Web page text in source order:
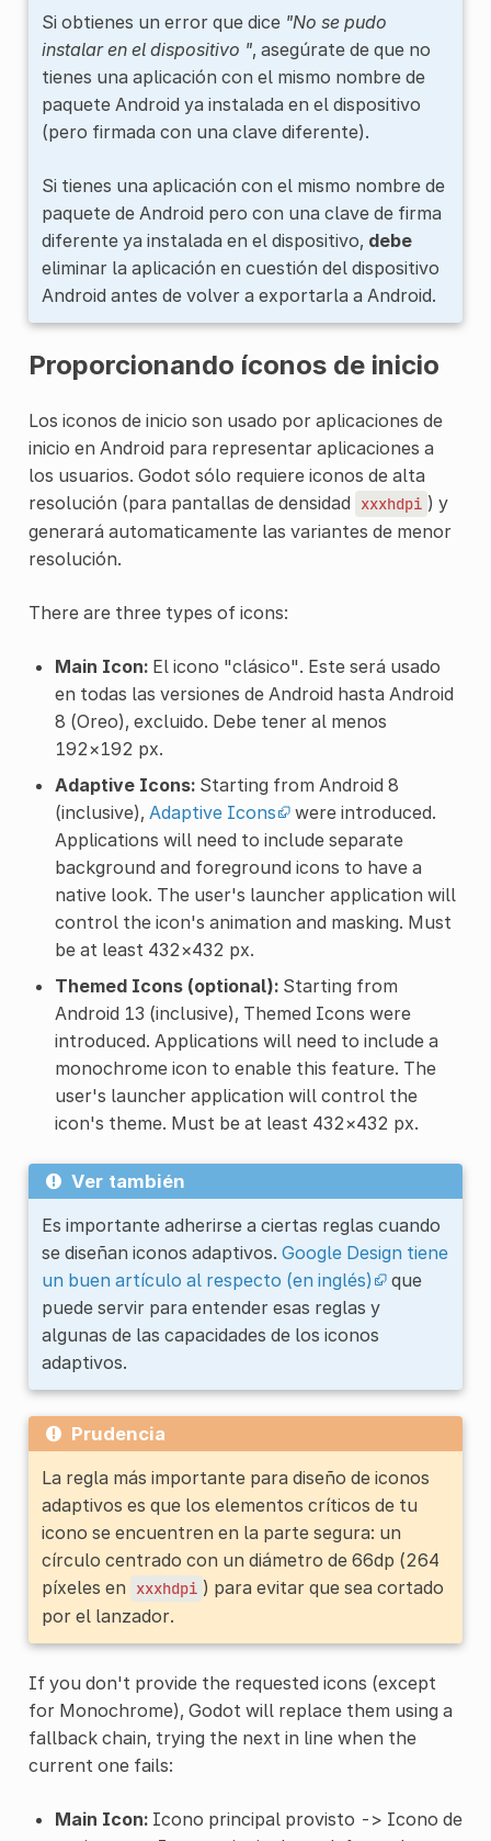
Si obtienes un error que dice "No se pudo
instalar en el dispositivo ", asegúrate de que no
tienes una aplicación con el mismo nombre de
paquete Android ya instalada en el dispositivo
(pero firmada con una clave diferente).
Si tienes una aplicación con el mismo nombre de
paquete de Android pero con una clave de firma
diferente ya instalada en el dispositivo, debe
eliminar la aplicación en cuestión del dispositivo
Android antes de volver a exportarla a Android.
Proporcionando íconos de inicio
Los iconos de inicio son usado por aplicaciones de
inicio en Android para representar aplicaciones a
los usuarios. Godot sólo requiere iconos de alta
resolución (para pantallas de densidad
xxxhdpi ) y
generará automaticamente las variantes de menor
resolución.
There are three types of icons:
Main Icon:El icono "clásico". Este será usado
en todas las versiones de Android hasta Android
8 (Oreo), excluido. Debe tener al menos
192×192 px.
Adaptive Icons:Starting from Android 8
(inclusive), Adaptive Icons
were introduced.
Applications will need to include separate
background and foreground icons to have a
native look. The user's launcher application will
control the icon's animation and masking. Must
be at least 432×432 px.
Themed Icons (optional):Starting from
Android 13 (inclusive), Themed Icons were
introduced. Applications will need to include a
monochrome icon to enable this feature. The
user's launcher application will control the
icon's theme. Must be at least 432×432 px.
Ver también
Es importante adherirse a ciertas reglas cuando
se diseñan iconos adaptivos. Google Design tiene
un buen artículo al respecto (en inglés)
que
puede servir para entender esas reglas y
algunas de las capacidades de los iconos
adaptivos.
Prudencia
La regla más importante para diseño de iconos
adaptivos es que los elementos críticos de tu
icono se encuentren en la parte segura: un
círculo centrado con un diámetro de 66dp (264
píxeles en
xxxhdpi ) para evitar que sea cortado
por el lanzador.
If you don't provide the requested icons (except
for Monochrome), Godot will replace them using a
fallback chain, trying the next in line when the
current one fails:
Main Icon:Icono principal provisto -> Icono de